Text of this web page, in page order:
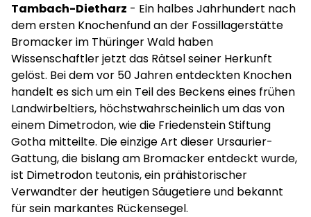
Tambach-Dietharz - Ein halbes Jahrhundert nach
dem ersten Knochenfund an der Fossillagerstätte
Bromacker im Thüringer Wald haben
Wissenschaftler jetzt das Rätsel seiner Herkunft
gelöst. Bei dem vor 50 Jahren entdeckten Knochen
handelt es sich um ein Teil des Beckens eines frühen
Landwirbeltiers, höchstwahrscheinlich um das von
einem Dimetrodon, wie die Friedenstein Stiftung
Gotha mitteilte. Die einzige Art dieser Ursaurier-
Gattung, die bislang am Bromacker entdeckt wurde,
ist Dimetrodon teutonis, ein prähistorischer
Verwandter der heutigen Säugetiere und bekannt
für sein markantes Rückensegel.